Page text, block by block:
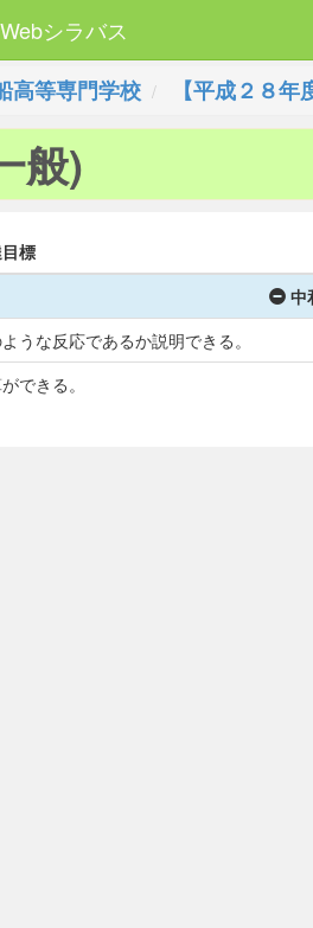
シラバス
高等専門学校 【平成２８
般)
標
中
うな反応であるか説明できる。
できる。